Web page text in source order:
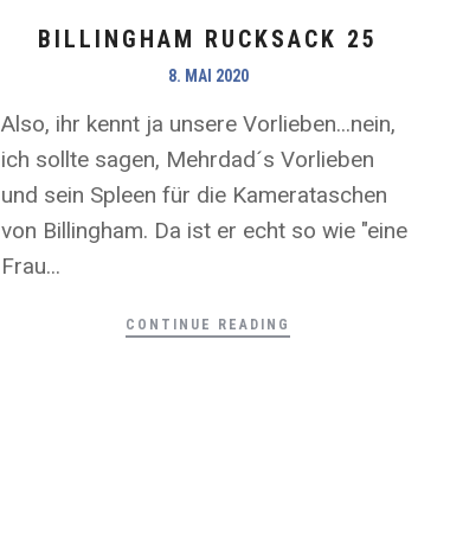
BILLINGHAM RUCKSACK 25
8. MAI 2020
Also, ihr kennt ja unsere Vorlieben...nein,
ich sollte sagen, Mehrdad´s Vorlieben
und sein Spleen für die Kamerataschen
von Billingham. Da ist er echt so wie "eine
Frau...
CONTINUE READING